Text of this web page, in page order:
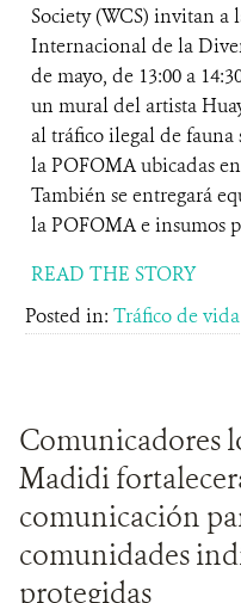
Society (WCS) invitan
Internacional de la
de mayo, de 13:00 a
un mural del artista
al tráfico ilegal de fauna
la POFOMA ubicadas
También se entregará
la POFOMA e insumos
READ THE STORY
Posted in: Tráfico de
Comunicadores
Madidi
comunicación
comunidades
protegidas